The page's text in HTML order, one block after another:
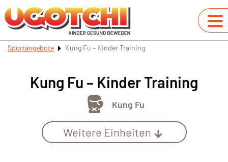
Sportangebote Kung Fu – Kinder Training
Kung Fu – Kinder Training
Kung Fu
Weitere Einheiten